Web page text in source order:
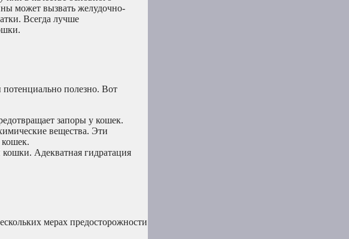
может вызвать желудочно-
Всегда лучше
полезно. Вот
запоры у кошек.
вещества. Эти
Адекватная гидратация
мерах предосторожности